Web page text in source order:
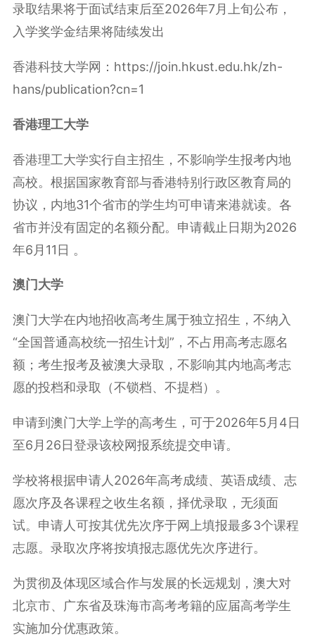
录取结果将于面试结束后至2026年7月上旬公布，
入学奖学金结果将陆续发出
香港科技大学网：https://join.hkust.edu.hk/zh-
hans/publication?cn=1
香港理工大学
香港理工大学实行自主招生，不影响学生报考内地
高校。根据国家教育部与香港特别行政区教育局的
协议，内地31个省市的学生均可申请来港就读。各
省市并没有固定的名额分配。申请截止日期为2026
年6月11日 。
澳门大学
澳门大学在内地招收高考生属于独立招生，不纳入
“全国普通高校统一招生计划”，不占用高考志愿名
额；考生报考及被澳大录取，不影响其内地高考志
愿的投档和录取（不锁档、不提档）。
申请到澳门大学上学的高考生，可于2026年5月4日
至6月26日登录该校网报系统提交申请。
学校将根据申请人2026年高考成绩、英语成绩、志
愿次序及各课程之收生名额，择优录取，无须面
试。申请人可按其优先次序于网上填报最多3个课程
志愿。录取次序将按填报志愿优先次序进行。
为贯彻及体现区域合作与发展的长远规划，澳大对
北京市、广东省及珠海市高考考籍的应届高考学生
实施加分优惠政策。